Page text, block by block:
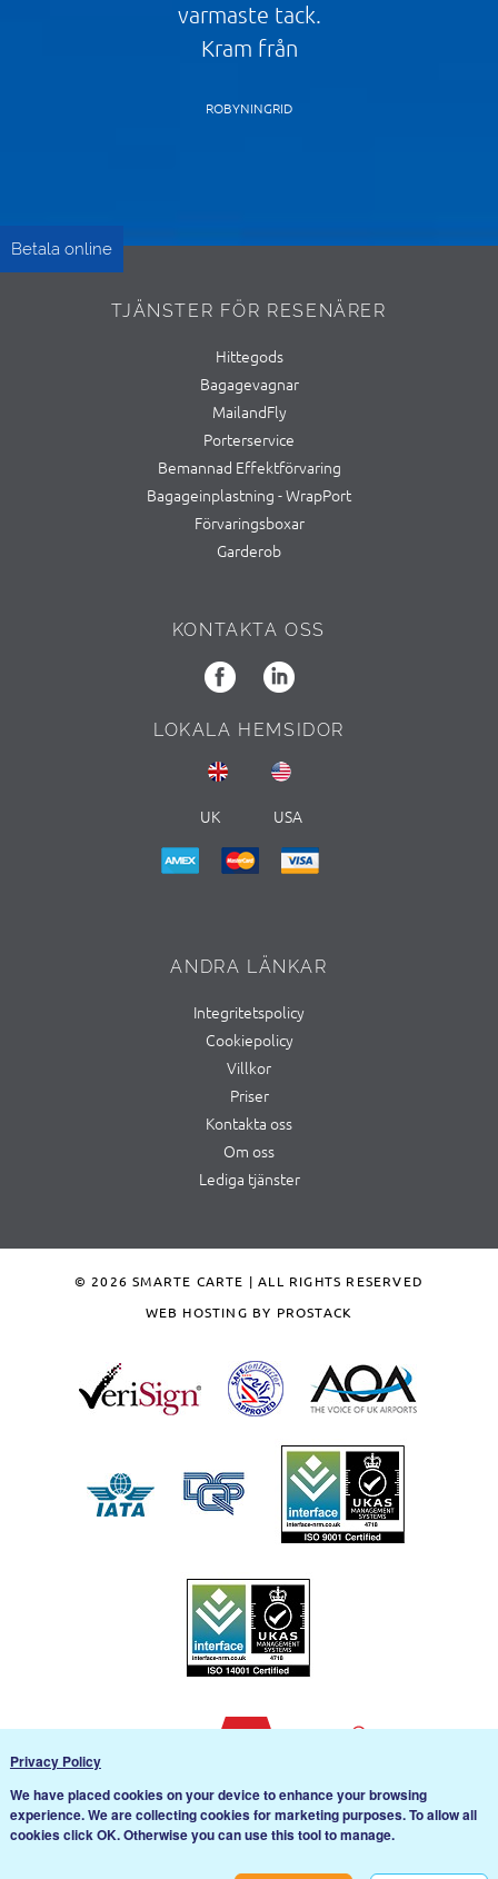
Betala online
varmaste tack.
Kram från
ROBYNINGRID
TJÄNSTER FÖR RESENÄRER
Hittegods
Bagagevagnar
MailandFly
Porterservice
Bemannad Effektförvaring
Bagageinplastning - WrapPort
Förvaringsboxar
Garderob
KONTAKTA OSS
LOKALA HEMSIDOR
UK USA
ANDRA LÄNKAR
Integritetspolicy
Cookiepolicy
Villkor
Priser
Kontakta oss
Om oss
Lediga tjänster
© 2026 SMARTE CARTE | ALL RIGHTS RESERVED
WEB HOSTING BY PROSTACK
Privacy Policy
We have placed cookies on your device to enhance your browsing
experience. We are collecting cookies for marketing purposes. To allow all
cookies click OK. Otherwise you can use this tool to manage.